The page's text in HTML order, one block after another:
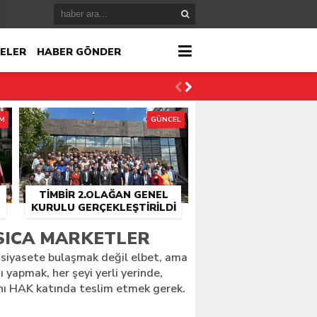
HABER GÖNDER
TİMBİR 2.OLAĞAN GENEL
KURULU GERÇEKLEŞTIRILDI
GÜNCEL
MARKETLER
bulaşmak değil elbet, ama
yapmak, her şeyi yerli yerinde,
HAK katında teslim etmek gerek.